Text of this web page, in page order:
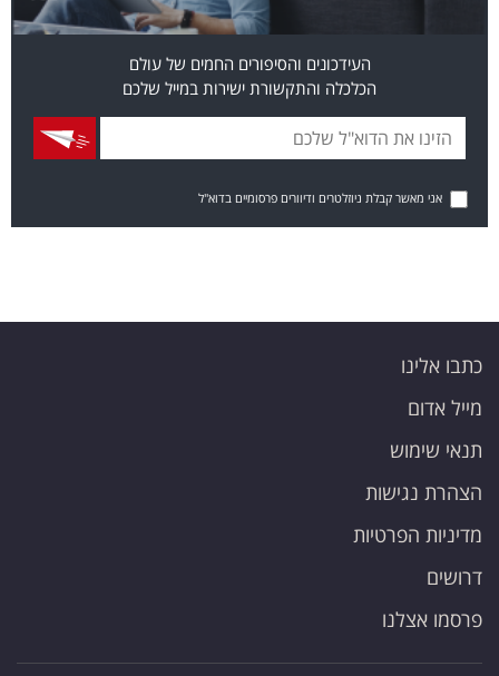
העידכונים והסיפורים החמים של עולם
הכלכלה והתקשורת ישירות במייל שלכם
אני מאשר קבלת ניוזלטרים ודיוורים פרסומיים בדוא"ל
כתבו אלינו
מייל אדום
תנאי שימוש
הצהרת נגישות
מדיניות הפרטיות
דרושים
פרסמו אצלנו